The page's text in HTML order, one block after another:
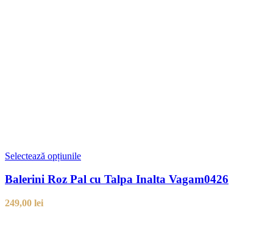
Selectează opțiunile
Balerini Roz Pal cu Talpa Inalta Vagam0426
249,00 lei